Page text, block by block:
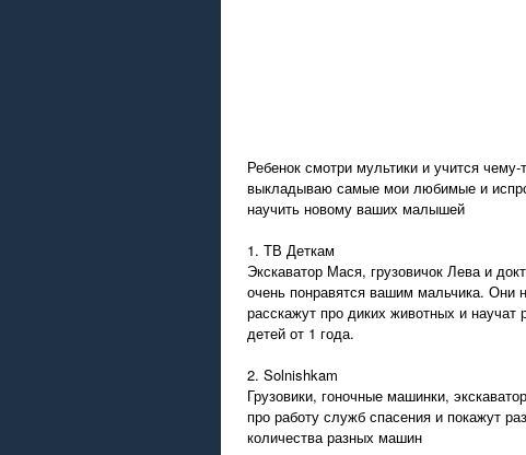
Ребенок смотри мультики и учится
выкладываю самые мои любимые и
научить новому ваших малышей
1. ТВ Деткам
Экскаватор Мася, грузовичок Лева и
очень понравятся вашим мальчика. Они
расскажут про диких животных и научат
детей от 1 года.
2. Solnishkam
Грузовики, гоночные машинки,
про работу служб спасения и покажут
количества разных машин